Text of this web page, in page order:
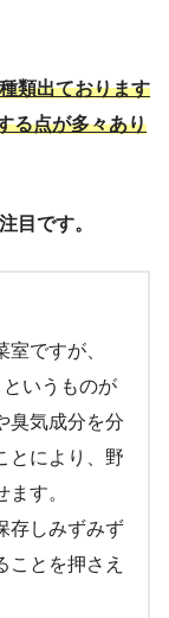
類出ております
る点が多々あり
目です。
ですが、
というものが
臭気成分を分
とにより、野
す。
存しみずみず
ことを押さえ